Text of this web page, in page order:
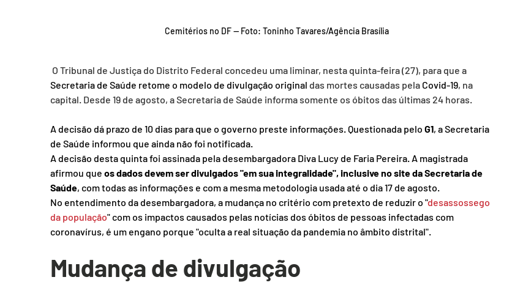
Cemitérios no DF — Foto: Toninho Tavares/Agência Brasília
O Tribunal de Justiça do Distrito Federal concedeu uma liminar, nesta quinta-feira (27), para que a
Secretaria de Saúde retome o modelo de divulgação original das mortes causadas pela Covid-19, na
capital. Desde 19 de agosto, a Secretaria de Saúde informa somente os óbitos das últimas 24 horas.
A decisão dá prazo de 10 dias para que o governo preste informações. Questionada pelo G1, a Secretaria
de Saúde informou que ainda não foi notificada.
A decisão desta quinta foi assinada pela desembargadora Diva Lucy de Faria Pereira. A magistrada
afirmou que os dados devem ser divulgados "em sua integralidade", inclusive no site da Secretaria de
Saúde, com todas as informações e com a mesma metodologia usada até o dia 17 de agosto.
No entendimento da desembargadora, a mudança no critério com pretexto de reduzir o "desassossego
da população" com os impactos causados pelas notícias dos óbitos de pessoas infectadas com
coronavírus, é um engano porque "oculta a real situação da pandemia no âmbito distrital".
Mudança de divulgação